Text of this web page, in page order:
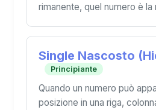
rimanente, quel numero è la
Single Nascosto
Principiante
Quando un numero può
posizione in una riga,